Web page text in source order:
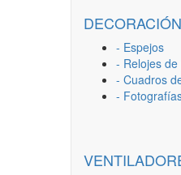
- Espejos
- Relojes de
- Cuadros
-